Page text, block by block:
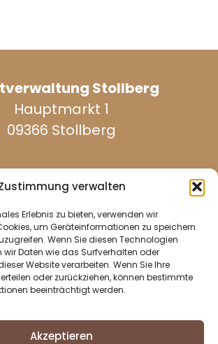
verwalten
Erlebnis zu bieten, verwenden wir
um Geräteinformationen zu speichern
Wenn Sie diesen Technologien
wir Daten wie das Surfverhalten oder
Website verarbeiten. Wenn Sie Ihre
oder zurückziehen, können bestimmte
beeinträchtigt werden.
Akzeptieren
Stollberg
Hauptmarkt 1
09366 Stollberg
erreichbar:
037296 940
037296 2437
erzgebirge.de